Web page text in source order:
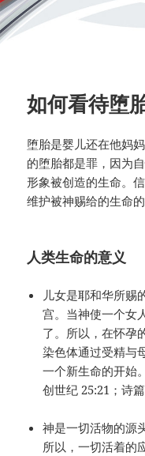
如何看待堕
堕胎是婴儿还在他妈
的堕胎都是罪，因为
形象被创造的生命。
维护被神赐给的生命的
人类生命的意义
儿女是耶和华所赐
宫。当神使一个女
了。所以，在怀孕
染色体通过受精与
一个新生命的开始。
创世纪 25:21；诗
神是一切活物的源
所以，一切活着的